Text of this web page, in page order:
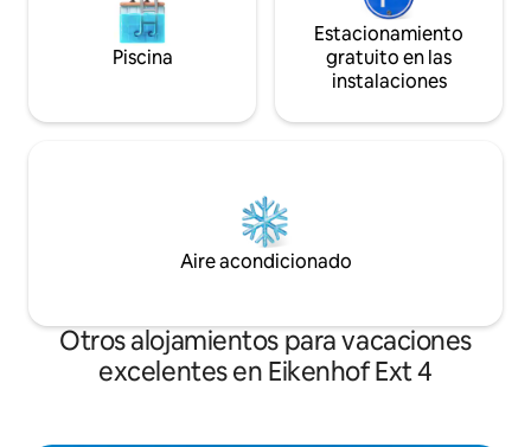
Piscina
Estacionamiento
gratuito en las
instalaciones
Aire acondicionado
Otros alojamientos para vacaciones
excelentes en Eikenhof Ext 4